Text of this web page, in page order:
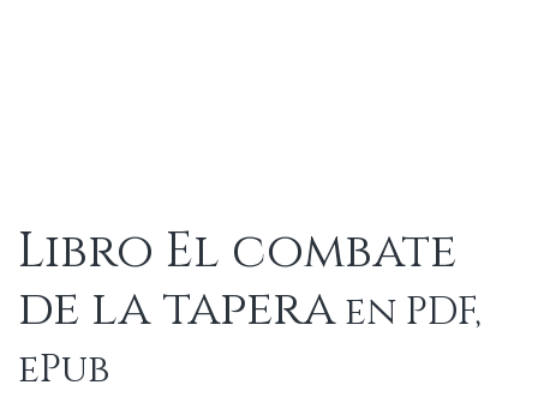
Libro El combate
de la taperaen PDF,
ePub